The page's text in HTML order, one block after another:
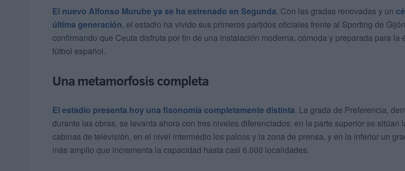
El nuevo Alfonso Murube ya se ha estrenado en Segunda. Con las gradas renovadas y un
última generación, el estadio ha vivido sus primeros partidos oficiales frente al Sporting de
confirmando que Ceuta disfruta por fin de una instalación moderna, cómoda y preparada para la
fútbol español.
Una metamorfosis completa
El estadio presenta hoy una fisonomía completamente distinta. La grada de Preferencia,
durante las obras, se levanta ahora con tres niveles diferenciados: en la parte superior se sitúan
cabinas de televisión, en el nivel intermedio los palcos y la zona de prensa, y en la inferior un
más amplio que incrementa la capacidad hasta casi 6.000 localidades.